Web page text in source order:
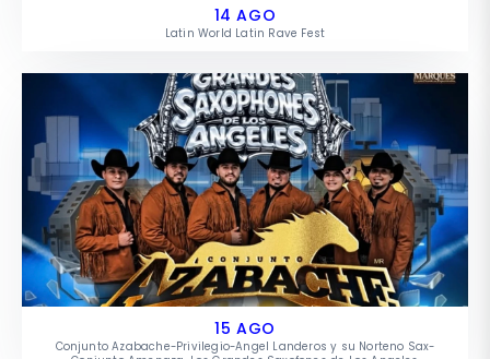
14 AGO
Latin World Latin Rave Fest
15 AGO
Conjunto Azabache-Privilegio-Angel Landeros y su Norteno Sax-